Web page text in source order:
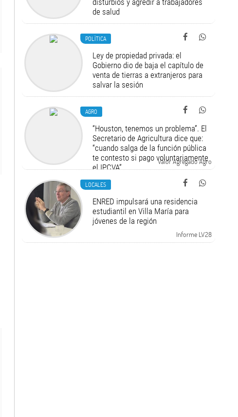
disturbios y agredir a trabajadores
de salud
POLÍTICA
Ley de propiedad privada: el
Gobierno dio de baja el capítulo de
venta de tierras a extranjeros para
salvar la sesión
AGRO
“Houston, tenemos un problema”. El
Secretario de Agricultura dice que:
“cuando salga de la función pública
te contesto si pago voluntariamente
el IPCVA”
Valor Agregado Agro
LOCALES
ENRED impulsará una residencia
estudiantil en Villa María para
jóvenes de la región
Informe LV28